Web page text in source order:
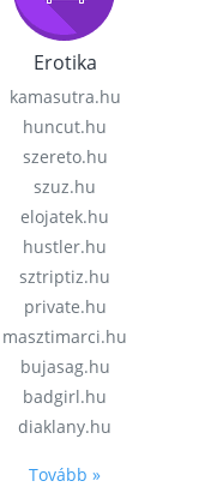
Erotika
kamasutra.hu
huncut.hu
szereto.hu
szuz.hu
elojatek.hu
hustler.hu
sztriptiz.hu
private.hu
masztimarci.hu
bujasag.hu
badgirl.hu
diaklany.hu
Tovább »